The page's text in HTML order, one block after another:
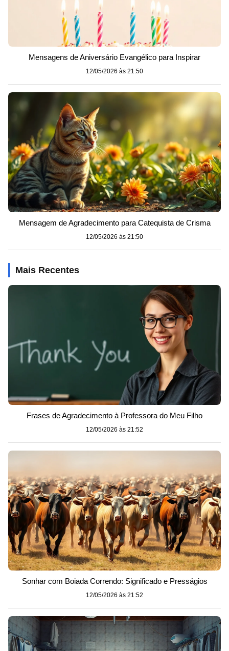
Mensagens de Aniversário Evangélico para Inspirar
12/05/2026 às 21:50
Mensagem de Agradecimento para Catequista de Crisma
12/05/2026 às 21:50
Mais Recentes
Frases de Agradecimento à Professora do Meu Filho
12/05/2026 às 21:52
Sonhar com Boiada Correndo: Significado e Presságios
12/05/2026 às 21:52